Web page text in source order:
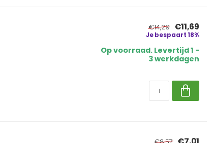
€14,29 €11,69
Je bespaart 18%
Op voorraad. Levertijd 1 -
3 werkdagen